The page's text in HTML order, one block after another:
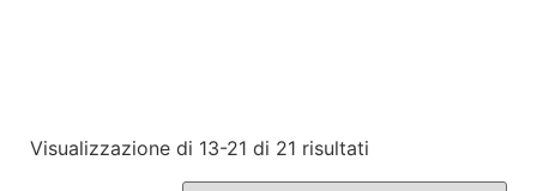
Visualizzazione di 13-21 di 21 risultati